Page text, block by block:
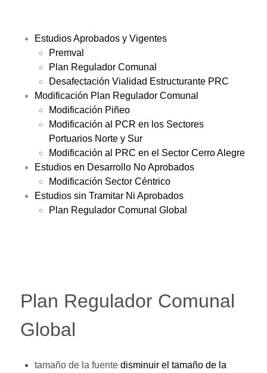
Estudios Aprobados y Vigentes
Premval
Plan Regulador Comunal
Desafectación Vialidad Estructurante PRC
Modificación Plan Regulador Comunal
Modificación Piñeo
Modificación al PCR en los Sectores
Portuarios Norte y Sur
Modificación al PRC en el Sector Cerro Alegre
Estudios en Desarrollo No Aprobados
Modificación Sector Céntrico
Estudios sin Tramitar Ni Aprobados
Plan Regulador Comunal Global
Plan Regulador Comunal
Global
tamaño de la fuente disminuir el tamaño de la